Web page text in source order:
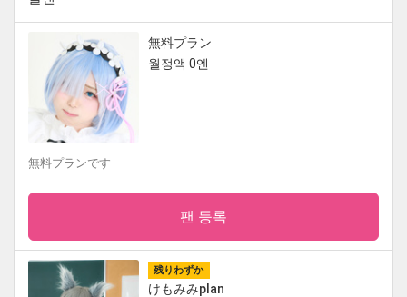
無料プラン
월정액 0엔
無料プランです
팬 등록
残りわずか
けもみみplan